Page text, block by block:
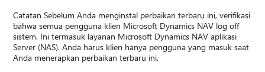
Catatan Sebelum Anda menginstal perbaikan terbaru ini, verifikasi
bahwa semua pengguna klien Microsoft Dynamics NAV log off
sistem. Ini termasuk layanan Microsoft Dynamics NAV aplikasi
Server (NAS). Anda harus klien hanya pengguna yang masuk saat
Anda menerapkan perbaikan terbaru ini.